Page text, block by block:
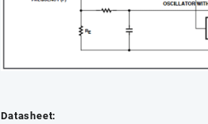
Datasheet: